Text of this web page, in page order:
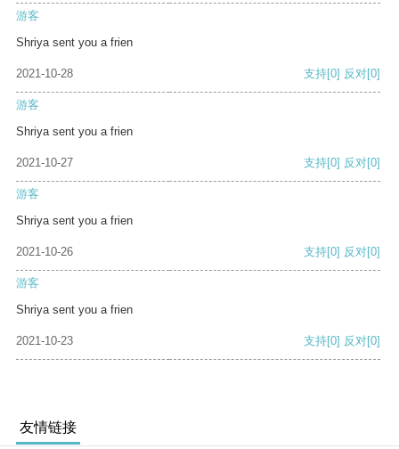
游客
Shriya sent you a frien
2021-10-28 支持[0] 反对[0]
游客
Shriya sent you a frien
2021-10-27 支持[0] 反对[0]
游客
Shriya sent you a frien
2021-10-26 支持[0] 反对[0]
游客
Shriya sent you a frien
2021-10-23 支持[0] 反对[0]
友情链接